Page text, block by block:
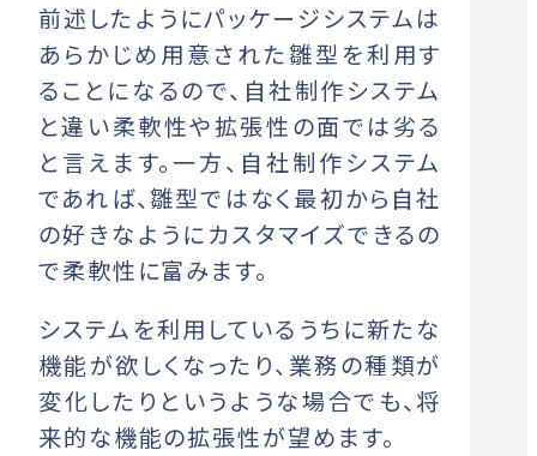
前述したようにパッケージシステムは
あらかじめ用意された雛型を利用す
ることになるので、自社制作システム
と違い柔軟性や拡張性の面では劣る
と言えます。一方、自社制作システム
であれば、雛型ではなく最初から自社
の好きなようにカスタマイズできるの
で柔軟性に富みます。
システムを利用しているうちに新たな
機能が欲しくなったり、業務の種類が
変化したりというような場合でも、将
来的な機能の拡張性が望めます。